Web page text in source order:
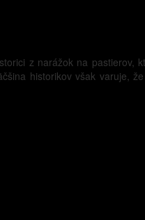
z narážok na pastierov,
historikov však varuje,